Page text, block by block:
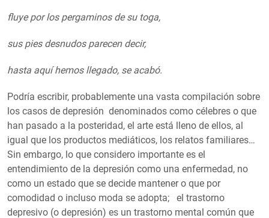
fluye por los pergaminos de su toga,
sus pies desnudos parecen decir,
hasta aquí hemos llegado, se acabó.
Podría escribir, probablemente una vasta compilación sobre
los casos de depresión denominados como célebres o que
han pasado a la posteridad, el arte está lleno de ellos, al
igual que los productos mediáticos, los relatos familiares…
Sin embargo, lo que considero importante es el
entendimiento de la depresión como una enfermedad, no
como un estado que se decide mantener o que por
comodidad o incluso moda se adopta; el trastorno
depresivo (o depresión) es un trastorno mental común que